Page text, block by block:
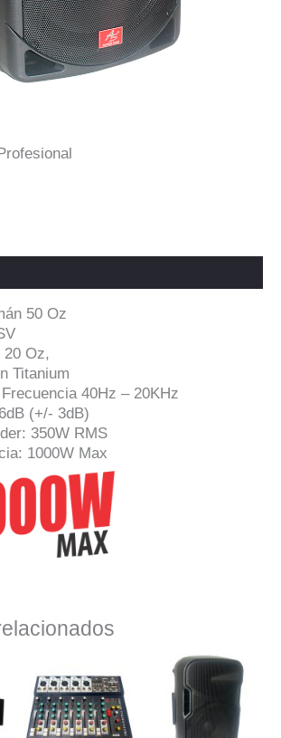
50 Oz
20 Oz,
Titanium
40Hz – 20KHz
(+/- 3dB)
350W RMS
1000W Max